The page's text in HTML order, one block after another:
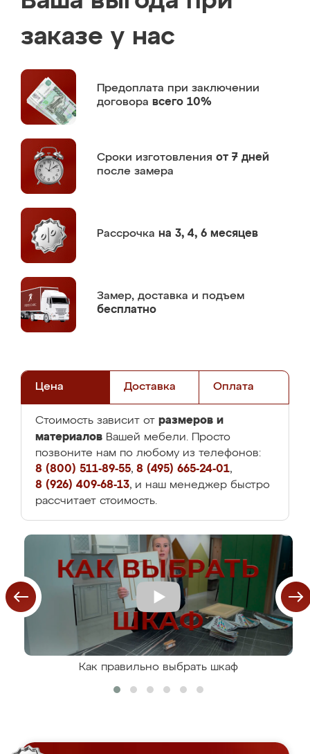
заказе у нас
Предоплата при заключении
договора всего 10%
Сроки изготовления от 7 дней
после замера
Рассрочка на 3, 4, 6 месяцев
Замер, доставка и подъем
бесплатно
Цена Доставка Оплата
Стоимость зависит от размеров и
материалов Вашей мебели. Просто
позвоните нам по любому из телефонов:
8 (800) 511-89-55, 8 (495) 665-24-01,
8 (926) 409-68-13, и наш менеджер быстро
рассчитает стоимость.
Как правильно выбрать шкаф